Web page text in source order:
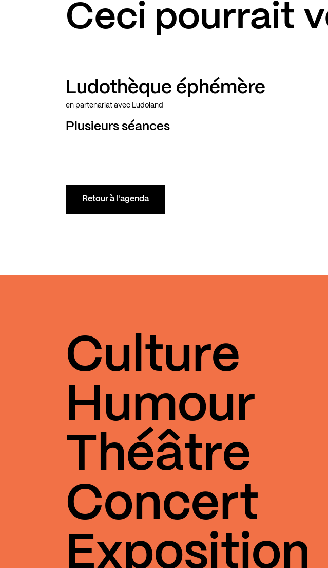
Ceci pourrait
Ludothèque éphémère
en partenariat avec Ludoland
Plusieurs séances
Retour à l'agenda
Culture
Humour
Théâtre
Concert
Exposition